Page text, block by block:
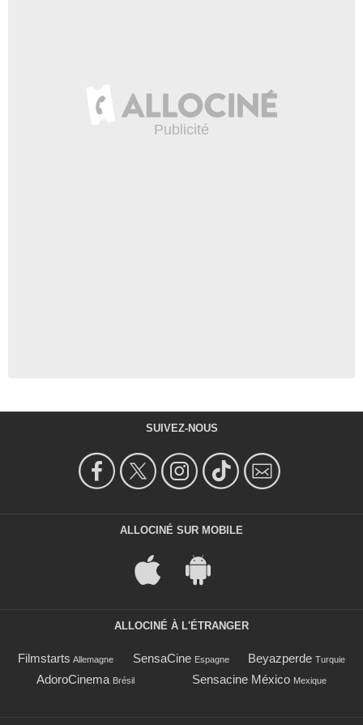
SUIVEZ-NOUS
ALLOCINÉ SUR MOBILE
ALLOCINÉ À L'ÉTRANGER
Filmstarts Allemagne SensaCine Espagne Beyazperde Turquie
AdoroCinema Brésil Sensacine México Mexique